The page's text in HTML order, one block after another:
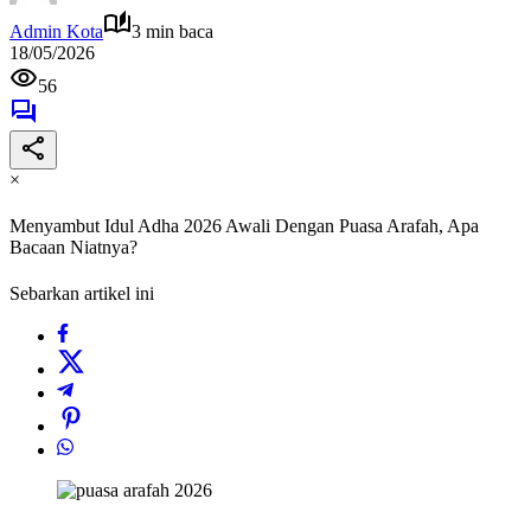
Admin Kota
3 min baca
18/05/2026
56
×
Menyambut Idul Adha 2026 Awali Dengan Puasa Arafah, Apa
Bacaan Niatnya?
Sebarkan artikel ini